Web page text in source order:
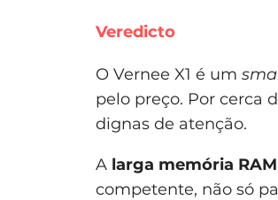
Veredicto
O Vernee X1 é um
pelo preço. Por cerca
dignas de atenção.
A larga memória RAM
competente, não só